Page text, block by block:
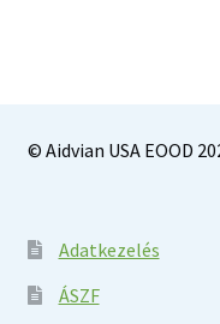
© Aidvian USA EOOD
Adatkezelés
ÁSZF